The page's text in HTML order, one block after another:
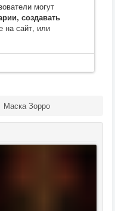
могут
создавать
на сайт, или
Маска Зорро